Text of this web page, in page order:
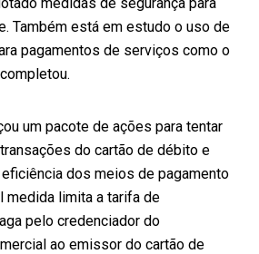
Também está em estudo o uso de
pagamentos de serviços como o
um pacote de ações para tentar
do cartão de débito e
dos meios de pagamento
medida limita a tarifa de
pelo credenciador do
ao emissor do cartão de